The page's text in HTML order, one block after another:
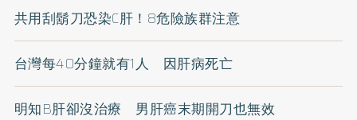
共用刮鬍刀恐染C肝！8危險族群注意
台灣每40分鐘就有1人 因肝病死亡
明知B肝卻沒治療 男肝癌末期開刀也無效